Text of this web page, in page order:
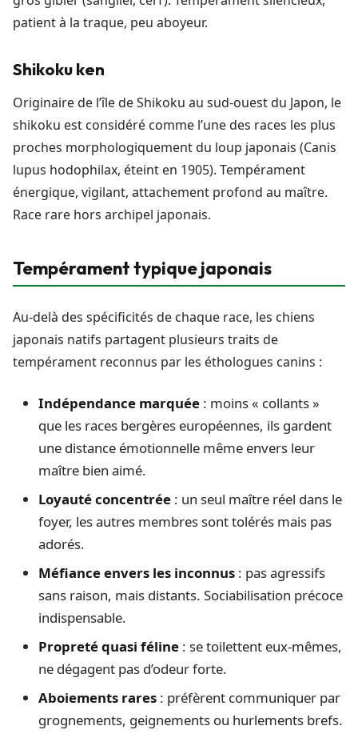
patient à la traque, peu aboyeur.
Shikoku ken
Originaire de l’île de Shikoku au sud-ouest du Japon, le
shikoku est considéré comme l’une des races les plus
proches morphologiquement du loup japonais (Canis
lupus hodophilax, éteint en 1905). Tempérament
énergique, vigilant, attachement profond au maître.
Race rare hors archipel japonais.
Tempérament typique japonais
Au-delà des spécificités de chaque race, les chiens
japonais natifs partagent plusieurs traits de
tempérament reconnus par les éthologues canins :
Indépendance marquée : moins « collants »
que les races bergères européennes, ils gardent
une distance émotionnelle même envers leur
maître bien aimé.
Loyauté concentrée : un seul maître réel dans le
foyer, les autres membres sont tolérés mais pas
adorés.
Méfiance envers les inconnus : pas agressifs
sans raison, mais distants. Sociabilisation précoce
indispensable.
Propreté quasi féline : se toilettent eux-mêmes,
ne dégagent pas d’odeur forte.
Aboiements rares : préfèrent communiquer par
grognements, geignements ou hurlements brefs.